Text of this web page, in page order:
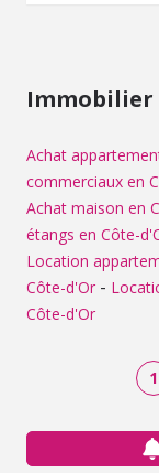
Immobilier
Achat
commerciaux en
Achat maison en
étangs en Côte-
Location
Côte-d'Or -
Côte-d'Or
1